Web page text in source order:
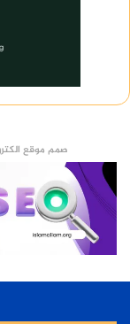
صمم موقع